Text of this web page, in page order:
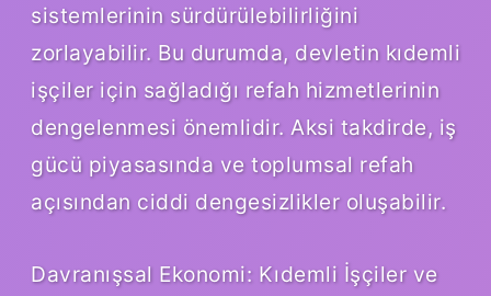
sistemlerinin sürdürülebilirliğini
zorlayabilir. Bu durumda, devletin kıdemli
işçiler için sağladığı refah hizmetlerinin
dengelenmesi önemlidir. Aksi takdirde, iş
gücü piyasasında ve toplumsal refah
açısından ciddi dengesizlikler oluşabilir.
Davranışsal Ekonomi: Kıdemli İşçiler ve